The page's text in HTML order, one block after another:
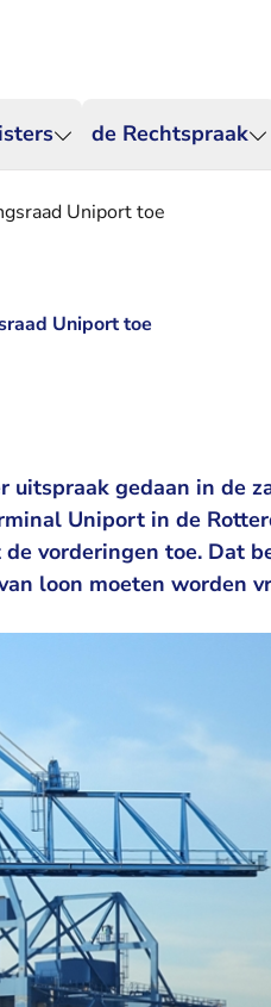
de Rechtspraak
Uniport toe
Uniport toe
uitspraak gedaan in de
Uniport in de
vorderingen toe. Dat
loon moeten worden